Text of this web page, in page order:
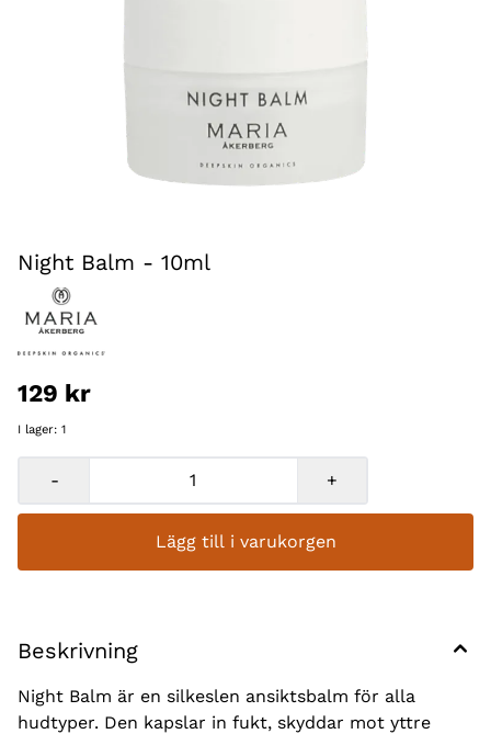
Night Balm - 10ml
129 kr
I lager: 1
- +
Lägg till i varukorgen
Beskrivning
Night Balm är en silkeslen ansiktsbalm för alla
hudtyper. Den kapslar in fukt, skyddar mot yttre